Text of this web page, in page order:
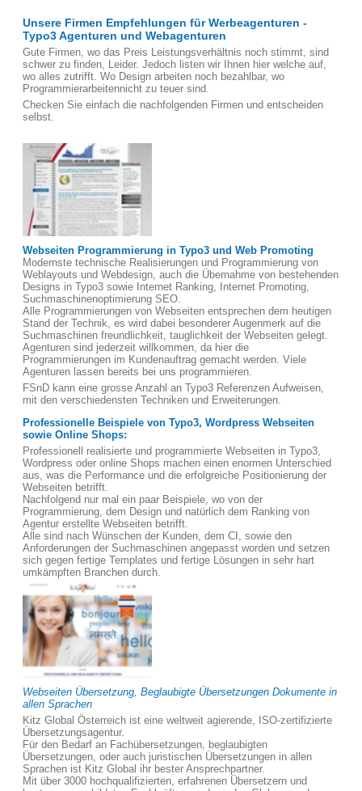
Unsere Firmen Empfehlungen für Werbeagenturen -
Typo3 Agenturen und Webagenturen
Gute Firmen, wo das Preis Leistungsverhältnis noch stimmt, sind
schwer zu finden, Leider. Jedoch listen wir Ihnen hier welche auf,
wo alles zutrifft. Wo Design arbeiten noch bezahlbar, wo
Programmierarbeitennicht zu teuer sind.
Checken Sie einfach die nachfolgenden Firmen und entscheiden
selbst.
Webseiten Programmierung in Typo3 und Web Promoting
Modernste technische Realisierungen und Programmierung von
Weblayouts und Webdesign, auch die Übernahme von bestehenden
Designs in Typo3 sowie Internet Ranking, Internet Promoting,
Suchmaschinenoptimierung SEO.
Alle Programmierungen von Webseiten entsprechen dem heutigen
Stand der Technik, es wird dabei besonderer Augenmerk auf die
Suchmaschinen freundlichkeit, tauglichkeit der Webseiten gelegt.
Agenturen sind jederzeit willkommen, da hier die
Programmierungen im Kundenauftrag gemacht werden. Viele
Agenturen lassen bereits bei uns programmieren.
FSnD kann eine grosse Anzahl an Typo3 Referenzen Aufweisen,
mit den verschiedensten Techniken und Erweiterungen.
Professionelle Beispiele von Typo3, Wordpress Webseiten
sowie Online Shops:
Professionell realisierte und programmierte Webseiten in Typo3,
Wordpress oder online Shops machen einen enormen Unterschied
aus, was die Performance und die erfolgreiche Positionierung der
Webseiten betrifft.
Nachfolgend nur mal ein paar Beispiele, wo von der
Programmierung, dem Design und natürlich dem Ranking von
Agentur erstellte Webseiten betrifft.
Alle sind nach Wünschen der Kunden, dem CI, sowie den
Anforderungen der Suchmaschinen angepasst worden und setzen
sich gegen fertige Templates und fertige Lösungen in sehr hart
umkämpften Branchen durch.
Webseiten Übersetzung, Beglaubigte Übersetzungen Dokumente in
allen Sprachen
Kitz Global Österreich ist eine weltweit agierende, ISO-zertifizierte
Übersetzungsagentur.
Für den Bedarf an Fachübersetzungen, beglaubigten
Übersetzungen, oder auch juristischen Übersetzungen in allen
Sprachen ist Kitz Global ihr bester Ansprechpartner.
Mit über 3000 hochqualifizierten, erfahrenen Übersetzern und